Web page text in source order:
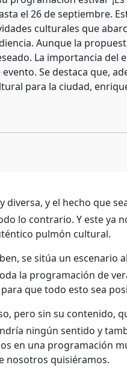
el 26 de septiembre.
culturales que
Aunque la
La importancia del
Se destaca que,
para la ciudad,
diversa, y el hecho que
lo contrario. Y este ya
pulmón cultural.
se sitúa un escenario
la programación de
que todo esto sea
pero sin su contenido,
ningún sentido y
en una programación
nosotros quisiéramos.